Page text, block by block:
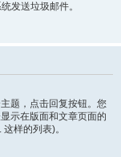
发送垃圾邮件。
题，点击回复按钮。您
示在版面和文章页面的
样的列表)。